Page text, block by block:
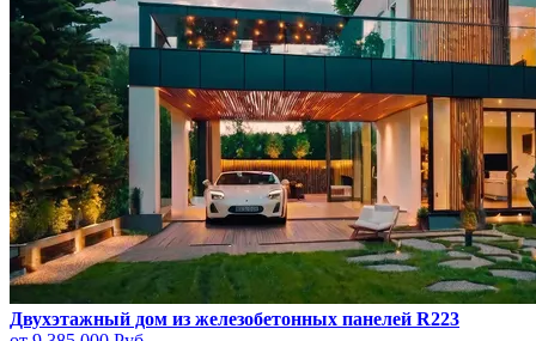
Двухэтажный дом из железобетонных панелей R223